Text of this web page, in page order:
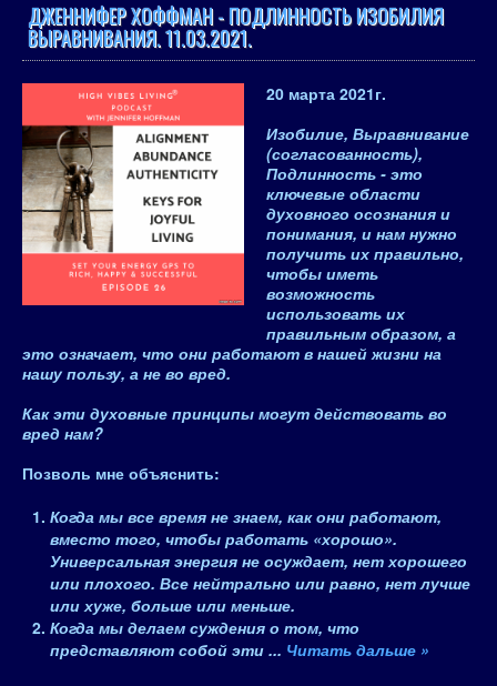
ДЖЕННИФЕР ХОФФМАН - ПОДЛИННОСТЬ ИЗОБИЛИЯ
ВЫРАВНИВАНИЯ. 11.03.2021.
20 марта 2021г.
Изобилие, Выравнивание
(согласованность),
Подлинность - это
ключевые области
духовного осознания и
понимания, и нам нужно
получить их правильно,
чтобы иметь
возможность
использовать их
правильным образом, а
это означает, что они работают в нашей жизни на
нашу пользу, а не во вред.
Как эти духовные принципы могут действовать во
вред нам?
Позволь мне объяснить:
Когда мы все время не знаем, как они работают,
вместо того, чтобы работать «хорошо».
Универсальная энергия не осуждает, нет хорошего
или плохого. Все нейтрально или равно, нет лучше
или хуже, больше или меньше.
Когда мы делаем суждения о том, что
представляют собой эти ... Читать дальше »